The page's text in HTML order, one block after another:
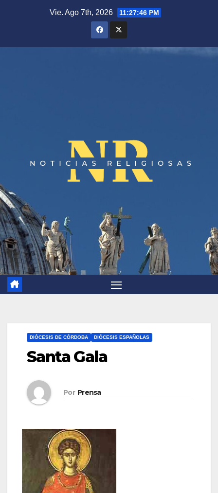
Vie. Ago 7th, 2026 11:27:46 PM
DIÓCESIS DE CÓRDOBA DIÓCESIS ESPAÑOLAS
Santa Gala
Por Prensa